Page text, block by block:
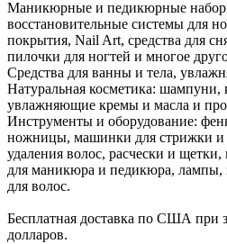
Маникюрные и педикюрные
восстановительные системы для
покрытия, Nail Art, средства для
пилочки для ногтей и многое
Средства для ванны и тела,
Натуральная косметика: шампуни,
увлажняющие кремы и масла и
Инструменты и оборудование:
ножницы, машинки для стрижки и
удаления волос, расчески и
для маникюра и педикюра, лампы,
для волос.
Бесплатная доставка по США при
долларов.